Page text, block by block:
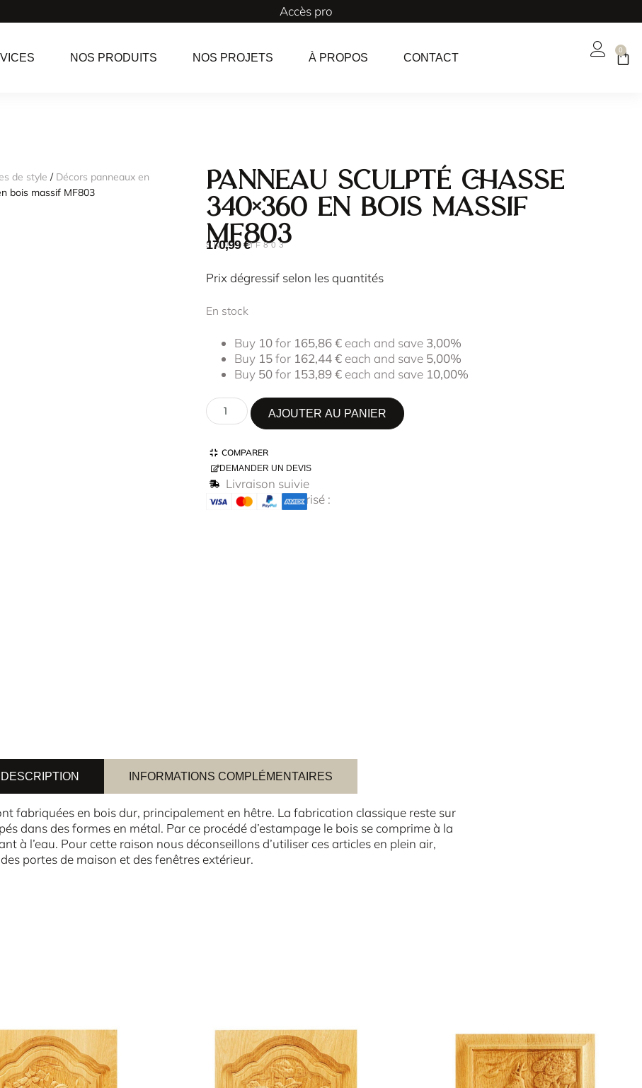
Accès pro
NOS PRODUITS NOS PROJETS À PROPOS CONTACT
0
de style / Décors panneaux en
bois massif MF803
Panneau sculpté chasse
340×360 en bois massif
MF803
SKU : MF803
170,99€
Prix dégressif selon les quantités
En stock
Buy 10for 165,86€ each and save 3,00%
Buy 15for 162,44€ each and save 5,00%
Buy 50for 153,89€ each and save 10,00%
AJOUTER AU PANIER
COMPARER
DEMANDER UN DEVIS
Livraison suivie
Paiement sécurisé :
DESCRIPTION INFORMATIONS COMPLÉMENTAIRES
fabriquées en bois dur, principalement en hêtre. La fabrication classique reste sur
dans des formes en métal. Par ce procédé d’estampage le bois se comprime à la
à l’eau. Pour cette raison nous déconseillons d’utiliser ces articles en plein air,
portes de maison et des fenêtres extérieur.